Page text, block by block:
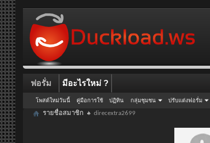
ฟอรั่ม
โพสต์ใหม่วันนี้ คู่มือการใช้ ปฏิทิน กลุ่มชุมชน ปรับแต่งฟอรั่ม
มีอะไรใหม่ ?
รายชื่อสมาชิก direcextra2699